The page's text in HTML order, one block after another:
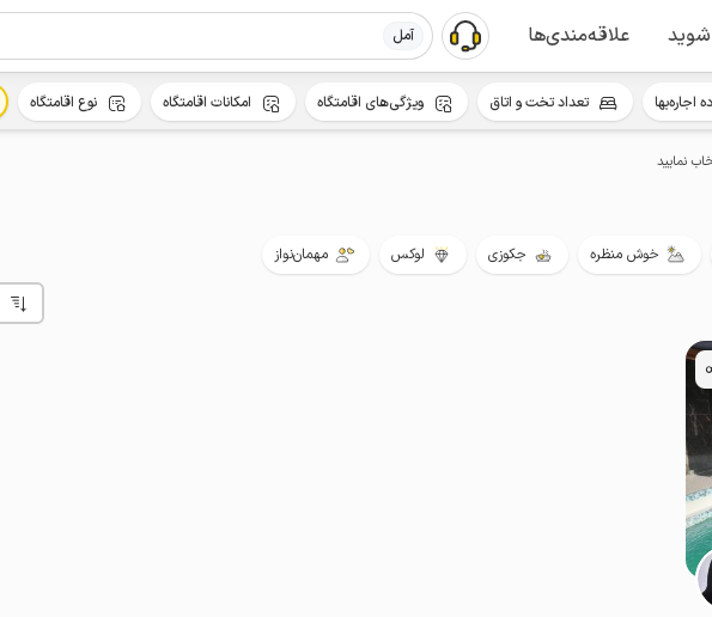
شوید علاقه‌مندی‌ها آمل
نمایید
خوش منظره جکوزی لوکس مهمان‌نواز
اجاره‌بها تعداد تخت و اتاق ویژگی‌های اقامتگاه امکانات اقامتگاه نوع اقامتگاه